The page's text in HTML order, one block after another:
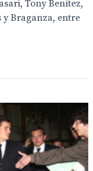
Tony Benítez,
Braganza, entre